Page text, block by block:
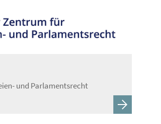
und Parlamentsrecht